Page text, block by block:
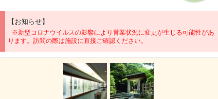
【お知らせ】
※新型コロナウイルスの影響により営業状況に変更が生じる可能性があ
ります。訪問の際は施設に直接ご確認ください。